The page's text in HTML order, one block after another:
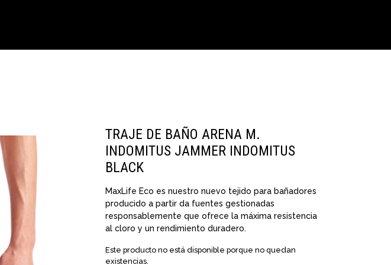
TRAJE DE BAÑO ARENA M.
INDOMITUS JAMMER INDOMITUS
BLACK
MaxLife Eco es nuestro nuevo tejido para bañadores
producido a partir da fuentes gestionadas
responsablemente que ofrece la máxima resistencia
al cloro y un rendimiento duradero.
Este producto no está disponible porque no quedan
existencias.